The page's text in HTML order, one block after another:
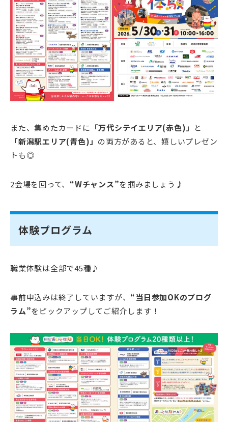
また、集めたカードに 「万代シテイエリア(赤色)」
と
「新潟駅エリア(青色)」 の両方があると、嬉しいプレゼン
トも◎
2会場を回って、 “Wチャンス”を掴みましょう♪
体験プログラム
職業体験は全部で45種♪
事前申込みは終了していますが、 “当日参加OKのプログ
ラム”をピックアップしてご紹介します！